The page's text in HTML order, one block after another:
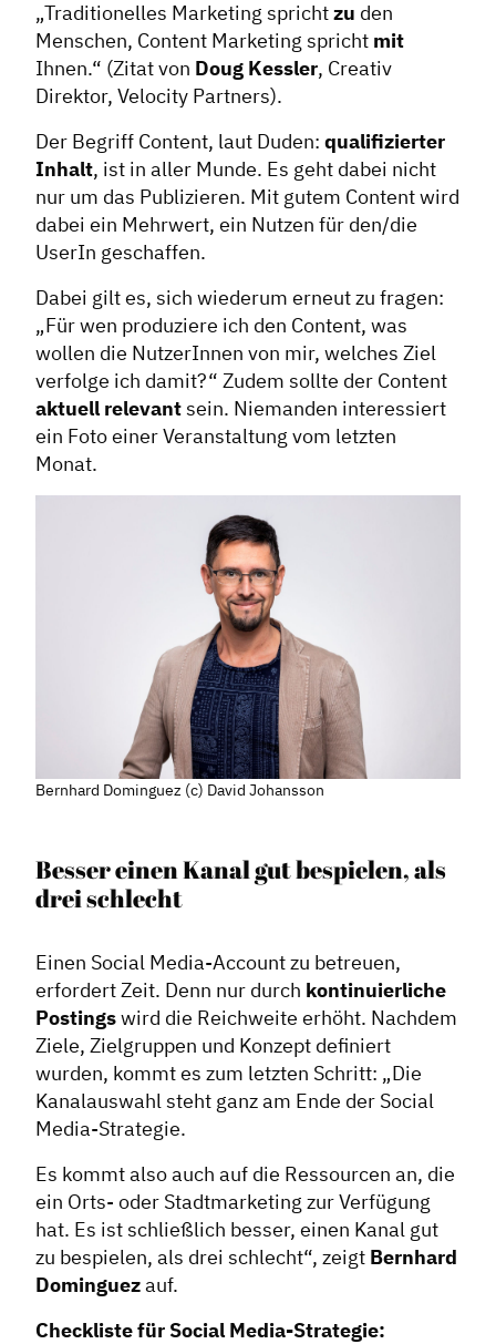
„Traditionelles Marketing sprichtzu den
Menschen, Content Marketing spricht mit
Ihnen.“ (Zitat von Doug Kessler, Creativ
Direktor, Velocity Partners).
Der Begriff Content, laut Duden: qualifizierter
Inhalt, ist in aller Munde. Es geht dabei nicht
nur um das Publizieren. Mit gutem Content wird
dabei ein Mehrwert, ein Nutzen für den/die
UserIn geschaffen.
Dabei gilt es, sich wiederum erneut zu fragen:
„Für wen produziere ich den Content, was
wollen die NutzerInnen von mir, welches Ziel
verfolge ich damit?“ Zudem sollte der Content
aktuell relevantsein. Niemanden interessiert
ein Foto einer Veranstaltung vom letzten
Monat.
Bernhard Dominguez (c) David Johansson
Besser einen Kanal gut bespielen, als
drei schlecht
Einen Social Media-Account zu betreuen,
erfordert Zeit. Denn nur durch kontinuierliche
Postingswird die Reichweite erhöht. Nachdem
Ziele, Zielgruppen und Konzept definiert
wurden, kommt es zum letzten Schritt: „Die
Kanalauswahl steht ganz am Ende der Social
Media-Strategie.
Es kommt also auch auf die Ressourcen an, die
ein Orts- oder Stadtmarketing zur Verfügung
hat. Es ist schließlich besser, einen Kanal gut
zu bespielen, als drei schlecht“, zeigt Bernhard
Dominguezauf.
Checkliste für Social Media-Strategie: